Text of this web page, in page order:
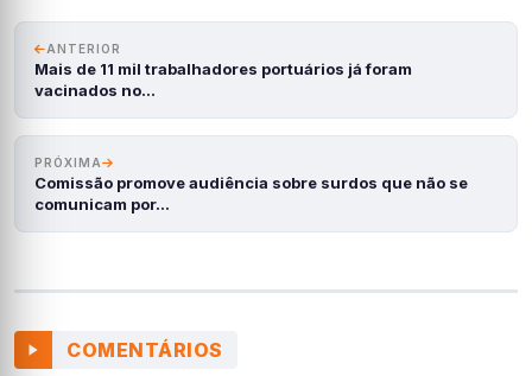
ANTERIOR
Mais de 11 mil trabalhadores portuários já foram
vacinados no…
PRÓXIMA
Comissão promove audiência sobre surdos que não se
comunicam por…
COMENTÁRIOS